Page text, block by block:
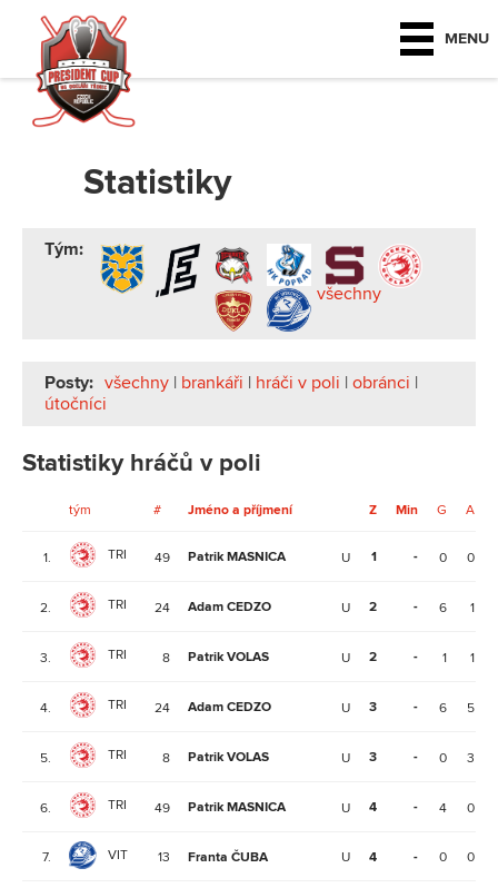
MENU
Statistiky
Tým:
všechny
Posty: všechny | brankáři | hráči v poli | obránci |
útočníci
Statistiky hráčů v poli
tým # Jméno a příjmení Z Min G A
1. TRI 49 Patrik MASNICA U 1 - 0 0
2. TRI 24 Adam CEDZO U 2 - 6 1
3. TRI 8 Patrik VOLAS U 2 - 1 1
4. TRI 24 Adam CEDZO U 3 - 6 5
5. TRI 8 Patrik VOLAS U 3 - 0 3
6. TRI 49 Patrik MASNICA U 4 - 4 0
7. VIT 13 Franta ČUBA U 4 - 0 0